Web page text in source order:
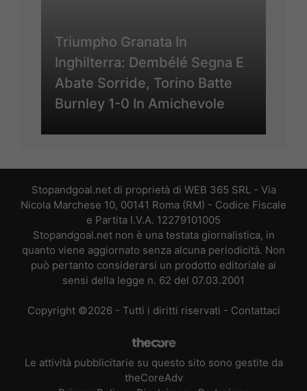
Triumpho Granata In
Inghilterra: Dembélé Segna E
Abate Sorride, Torino Batte
Burnley 1-0 In Amichevole
Stopandgoal.net di proprietà di WEB 365 SRL - Via
Nicola Marchese 10, 00141 Roma (RM) - Codice Fiscale
e Partita I.V.A. 12279101005
Stopandgoal.net non è una testata giornalistica, in
quanto viene aggiornato senza alcuna periodicità. Non
può pertanto considerarsi un prodotto editoriale ai
sensi della legge n. 62 del 07.03.2001
Copyright ©2026 - Tutti i diritti riservati - Contattaci
Le attività pubblicitarie su questo sito sono gestite da
theCoreAdv